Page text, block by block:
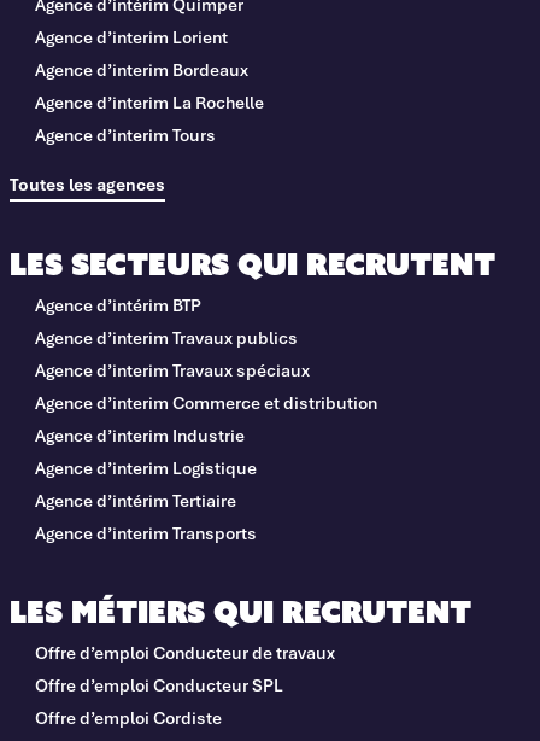
Agence d’interim Lorient
Agence d’interim Bordeaux
Agence d’interim La Rochelle
Agence d’interim Tours
Toutes les agences
Les métiers qui recrutent
Offre d’emploi Conducteur de travaux
Offre d’emploi Conducteur SPL
Offre d’emploi Cordiste
Les secteurs qui recrutent
Agence d’intérim BTP
Agence d’interim Travaux publics
Agence d’interim Travaux spéciaux
Agence d’interim Commerce et distribution
Agence d’interim Industrie
Agence d’interim Logistique
Agence d’intérim Tertiaire
Agence d’interim Transports